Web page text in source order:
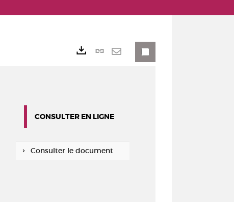
Lien
CONSULTER EN LIGNE
Consulter le document